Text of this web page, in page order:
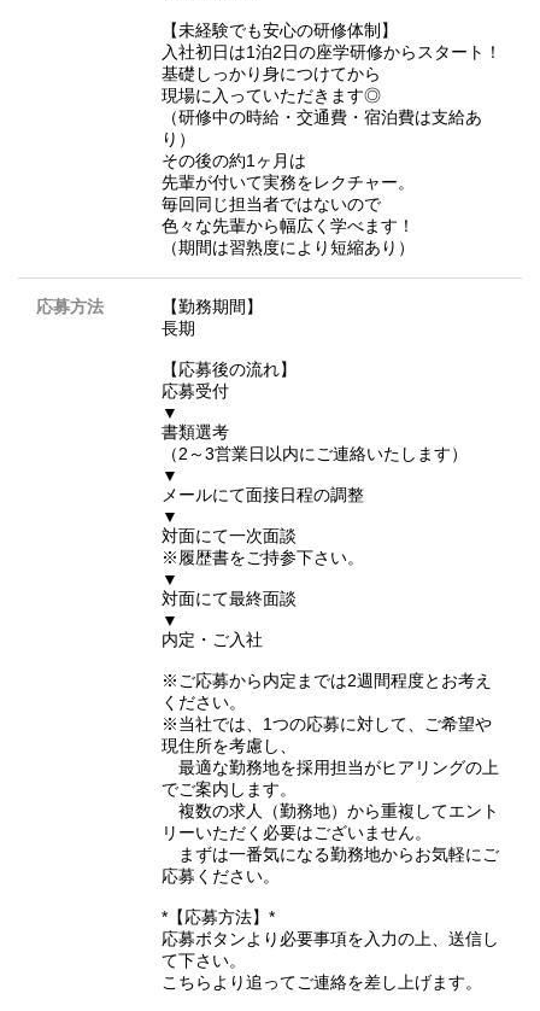
【未経験でも安心の研修体制】
入社初日は1泊2日の座学研修からスタート！
基礎しっかり身につけてから
現場に入っていただきます◎
（研修中の時給・交通費・宿泊費は支給あ
り）
その後の約1ヶ月は
先輩が付いて実務をレクチャー。
毎回同じ担当者ではないので
色々な先輩から幅広く学べます！
（期間は習熟度により短縮あり）
応募方法
【勤務期間】
長期
【応募後の流れ】
応募受付
▼
書類選考
（2～3営業日以内にご連絡いたします）
▼
メールにて面接日程の調整
▼
対面にて一次面談
※履歴書をご持参下さい。
▼
対面にて最終面談
▼
内定・ご入社
※ご応募から内定までは2週間程度とお考え
ください。
※当社では、1つの応募に対して、ご希望や
現住所を考慮し、
最適な勤務地を採用担当がヒアリングの上
でご案内します。
複数の求人（勤務地）から重複してエント
リーいただく必要はございません。
まずは一番気になる勤務地からお気軽にご
応募ください。
*【応募方法】*
応募ボタンより必要事項を入力の上、送信し
て下さい。
こちらより追ってご連絡を差し上げます。